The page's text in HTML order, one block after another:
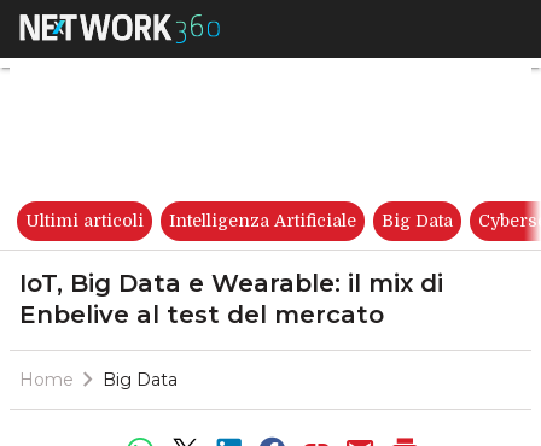
IoT, Big Data e Wearable: il
Ultimi articoli Intelligenza Artificiale Big Data
IoT, Big Data e Wearable: il mix di
Enbelive al test del mercato
Home Big Data